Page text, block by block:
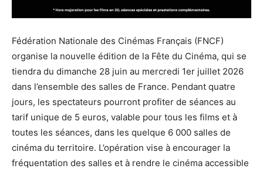
Fédération Nationale des Cinémas Français (FNCF)
organise la nouvelle édition de la Fête du Cinéma, qui se
tiendra du dimanche 28 juin au mercredi 1er juillet 2026
dans l’ensemble des salles de France. Pendant quatre
jours, les spectateurs pourront profiter de séances au
tarif unique de 5 euros, valable pour tous les films et à
toutes les séances, dans les quelque 6 000 salles de
cinéma du territoire. L’opération vise à encourager la
fréquentation des salles et à rendre le cinéma accessible